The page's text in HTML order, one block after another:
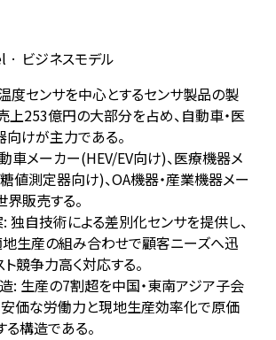
ビジネスモデル
度センサを中心とするセンサ製品の製
上253億円の大部分を占め、自動車・医
向けが主力である。
車メーカー(HEV/EV向け)、医療機器メ
値測定器向け)、OA機器・産業機器メー
販売する。
独自技術による差別化センサを提供し、
地生産の組み合わせで顧客ニーズへ迅
競争力高く対応する。
: 生産の7割超を中国・東南アジア子会
安価な労働力と現地生産効率化で原価
構造である。